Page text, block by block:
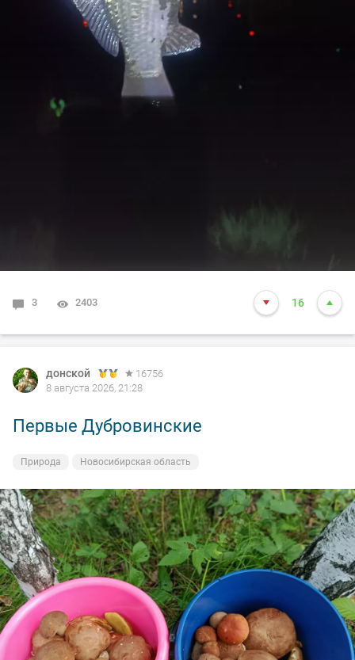
3 2403 16
донской
16756
8 августа 2026, 21:28
Первые Дубровинские
Природа Новосибирская область